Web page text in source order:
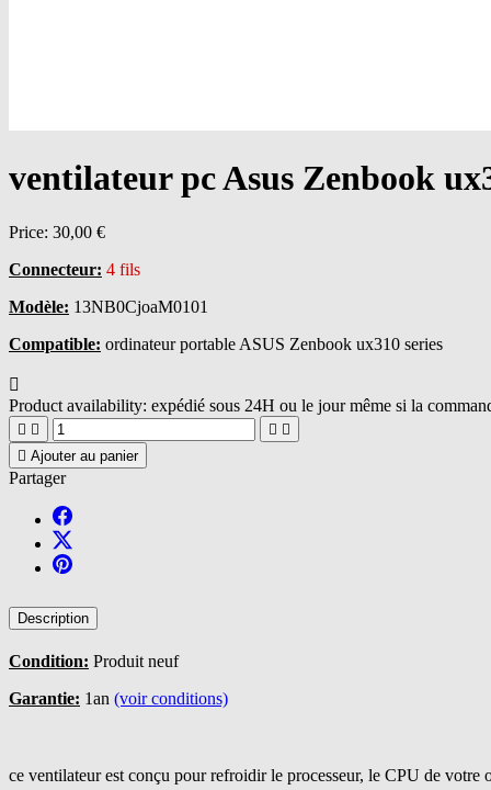
ventilateur pc Asus Zenbook
Price: 30,00 €
Connecteur: 4 fils
Modèle: 13NB0CjoaM0101
Compatible: ordinateur portable ASUS Zenbook ux310 series

Product availability: expédié sous 24H ou le jour même si la
   
 Ajouter au panier
Partager
Description
Condition: Produit neuf
Garantie: 1an (voir conditions)
ce ventilateur est conçu pour refroidir le processeur, le CPU de